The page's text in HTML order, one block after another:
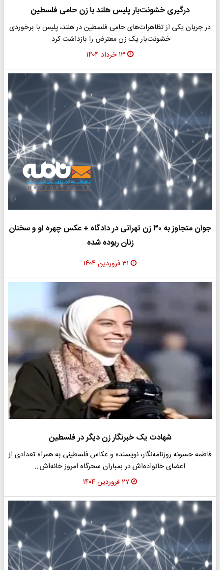
درگیری خشونت‌بار پلیس هلند با زن حامی فلسطین
در جریان یکی از تظاهرات‌های حامی فلسطین در هلند، پلیس با برخوردی
خشونت‌بار یک زن معترض را بازداشت کرد.
۱۳ خرداد ۱۴۰۴
جوان متجاوز به ۳۰ زن تهرانی در دادگاه + عکس چهره او و سخنان
زنان ربوده شده
۳۱ فروردین ۱۴۰۴
شهادت یک خبرنگار زن دیگر در فلسطین
فاطمه حسونه روزنامه‌نگار، نویسنده و عکاس فلسطینی به همراه تعدادی از
اعضای خانواده‌اش در بمباران سحرگاه امروز خانه‌اش…
۲۷ فروردین ۱۴۰۴